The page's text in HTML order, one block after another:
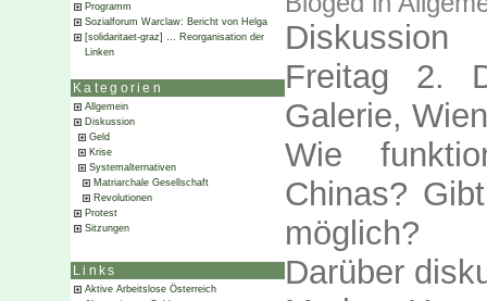
Programm
Sozialforum Warclaw: Bericht von Helga
[solidaritaet-graz] … Reorganisation der
Linken
Kategorien
Allgemein
Diskussion
Geld
Krise
Systemalternativen
Matriarchale Gesellschaft
Revolutionen
Protest
Sitzungen
Links
Aktive Arbeitslose Österreich
Diskussion
Freitag 2.
Galerie, Wien
Wie
Chinas?
möglich?
Darüber